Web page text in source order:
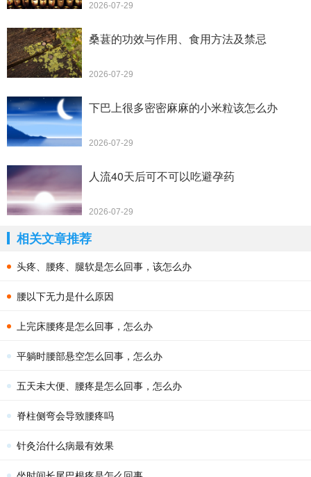
2026-07-29
桑葚的功效与作用、食用方法及禁忌
2026-07-29
下巴上很多密密麻麻的小米粒该怎么办
2026-07-29
人流40天后可不可以吃避孕药
2026-07-29
相关文章推荐
头疼、腰疼、腿软是怎么回事，该怎么办
腰以下无力是什么原因
上完床腰疼是怎么回事，怎么办
平躺时腰部悬空怎么回事，怎么办
五天未大便、腰疼是怎么回事，怎么办
脊柱侧弯会导致腰疼吗
针灸治什么病最有效果